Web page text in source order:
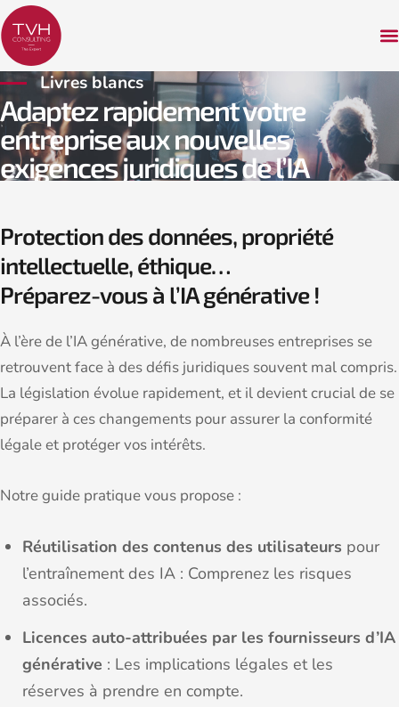
Livres blancs
Adaptez rapidement votre
entreprise aux nouvelles
exigences juridiques de l’IA
Protection des données, propriété
intellectuelle, éthique…
Préparez-vous à l’IA générative !
À l’ère de l’IA générative, de nombreuses entreprises se
retrouvent face à des défis juridiques souvent mal compris.
La législation évolue rapidement, et il devient crucial de se
préparer à ces changements pour assurer la conformité
légale et protéger vos intérêts.
Notre guide pratique vous propose :
Réutilisation des contenus des utilisateurs pour
l’entraînement des IA : Comprenez les risques
associés.
Licences auto-attribuées par les fournisseurs d’IA
générative : Les implications légales et les
réserves à prendre en compte.